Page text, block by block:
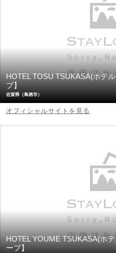
HOTEL TOSU TSUKASA(ホテ
プ】
佐賀県（鳥栖市）
オフィシャルサイトを見る
HOTEL YOUME TSUKASA(ホ
ープ】